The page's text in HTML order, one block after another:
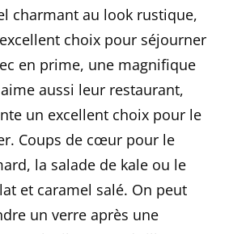
charmant au look rustique,
choix pour séjourner
en prime, une magnifique
aussi leur restaurant,
un excellent choix pour le
Coups de cœur pour le
la salade de kale ou le
et caramel salé. On peut
un verre après une